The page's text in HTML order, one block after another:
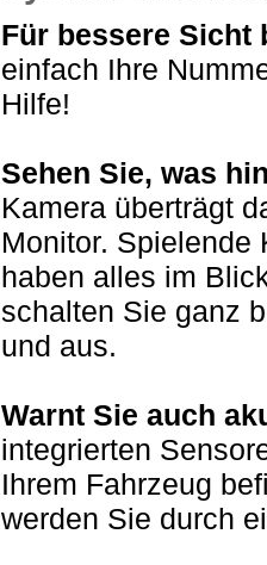
Für bessere Sicht
einfach Ihre
Hilfe!
Sehen Sie, was
Kamera überträgt
Monitor. Spielende
haben alles im
schalten Sie ganz
und aus.
Warnt Sie auch
integrierten
Ihrem Fahrzeug
werden Sie durch